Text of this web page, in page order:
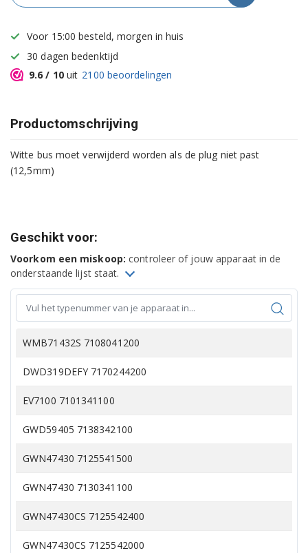
Voor 15:00 besteld, morgen in huis
30 dagen bedenktijd
9.6 / 10uit 2100 beoordelingen
Productomschrijving
Witte bus moet verwijderd worden als de plug niet past
(12,5mm)
Geschikt voor:
Voorkom een miskoop: controleer of jouw apparaat in de
onderstaande lijst staat.
WMB71432S 7108041200
DWD319DEFY 7170244200
EV7100 7101341100
GWD59405 7138342100
GWN47430 7125541500
GWN47430 7130341100
GWN47430CS 7125542400
GWN47430CS 7125542000